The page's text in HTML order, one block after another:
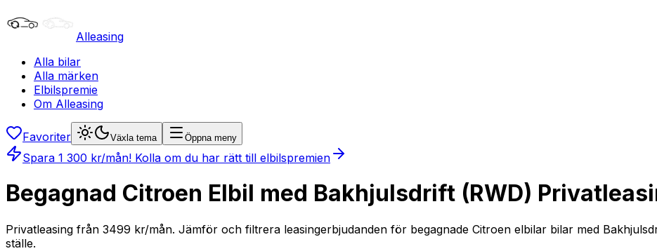
Alleasing
Alla bilar
Alla märken
Elbilspremie
Om Alleasing
Favoriter Växla tema Öppna meny
Spara 1 300 kr/mån! Kolla om du har rätt till elbilspremien
Begagnad Citroen Elbil med Bakhjulsdrift (RWD)
Privatleasing från 3499 kr/mån. Jämför och filtrera leasingerbjudanden för begagnade Citroen elbilar bilar med
ställe.